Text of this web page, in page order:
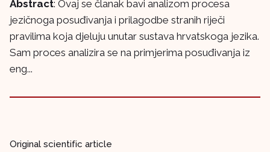
Abstract: Ovaj se članak bavi analizom procesa
jezičnoga posuđivanja i prilagodbe stranih riječi
pravilima koja djeluju unutar sustava hrvatskoga jezika.
Sam proces analizira se na primjerima posuđivanja iz
eng...
Original scientific article